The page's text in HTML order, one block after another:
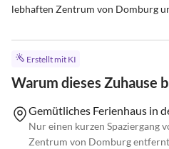
lebhaften Zentrum von Domburg
Erstellt mit KI
Warum dieses Zuhause
Gemütliches Ferienhaus in
Nur einen kurzen Spaziergang
Zentrum von Domburg